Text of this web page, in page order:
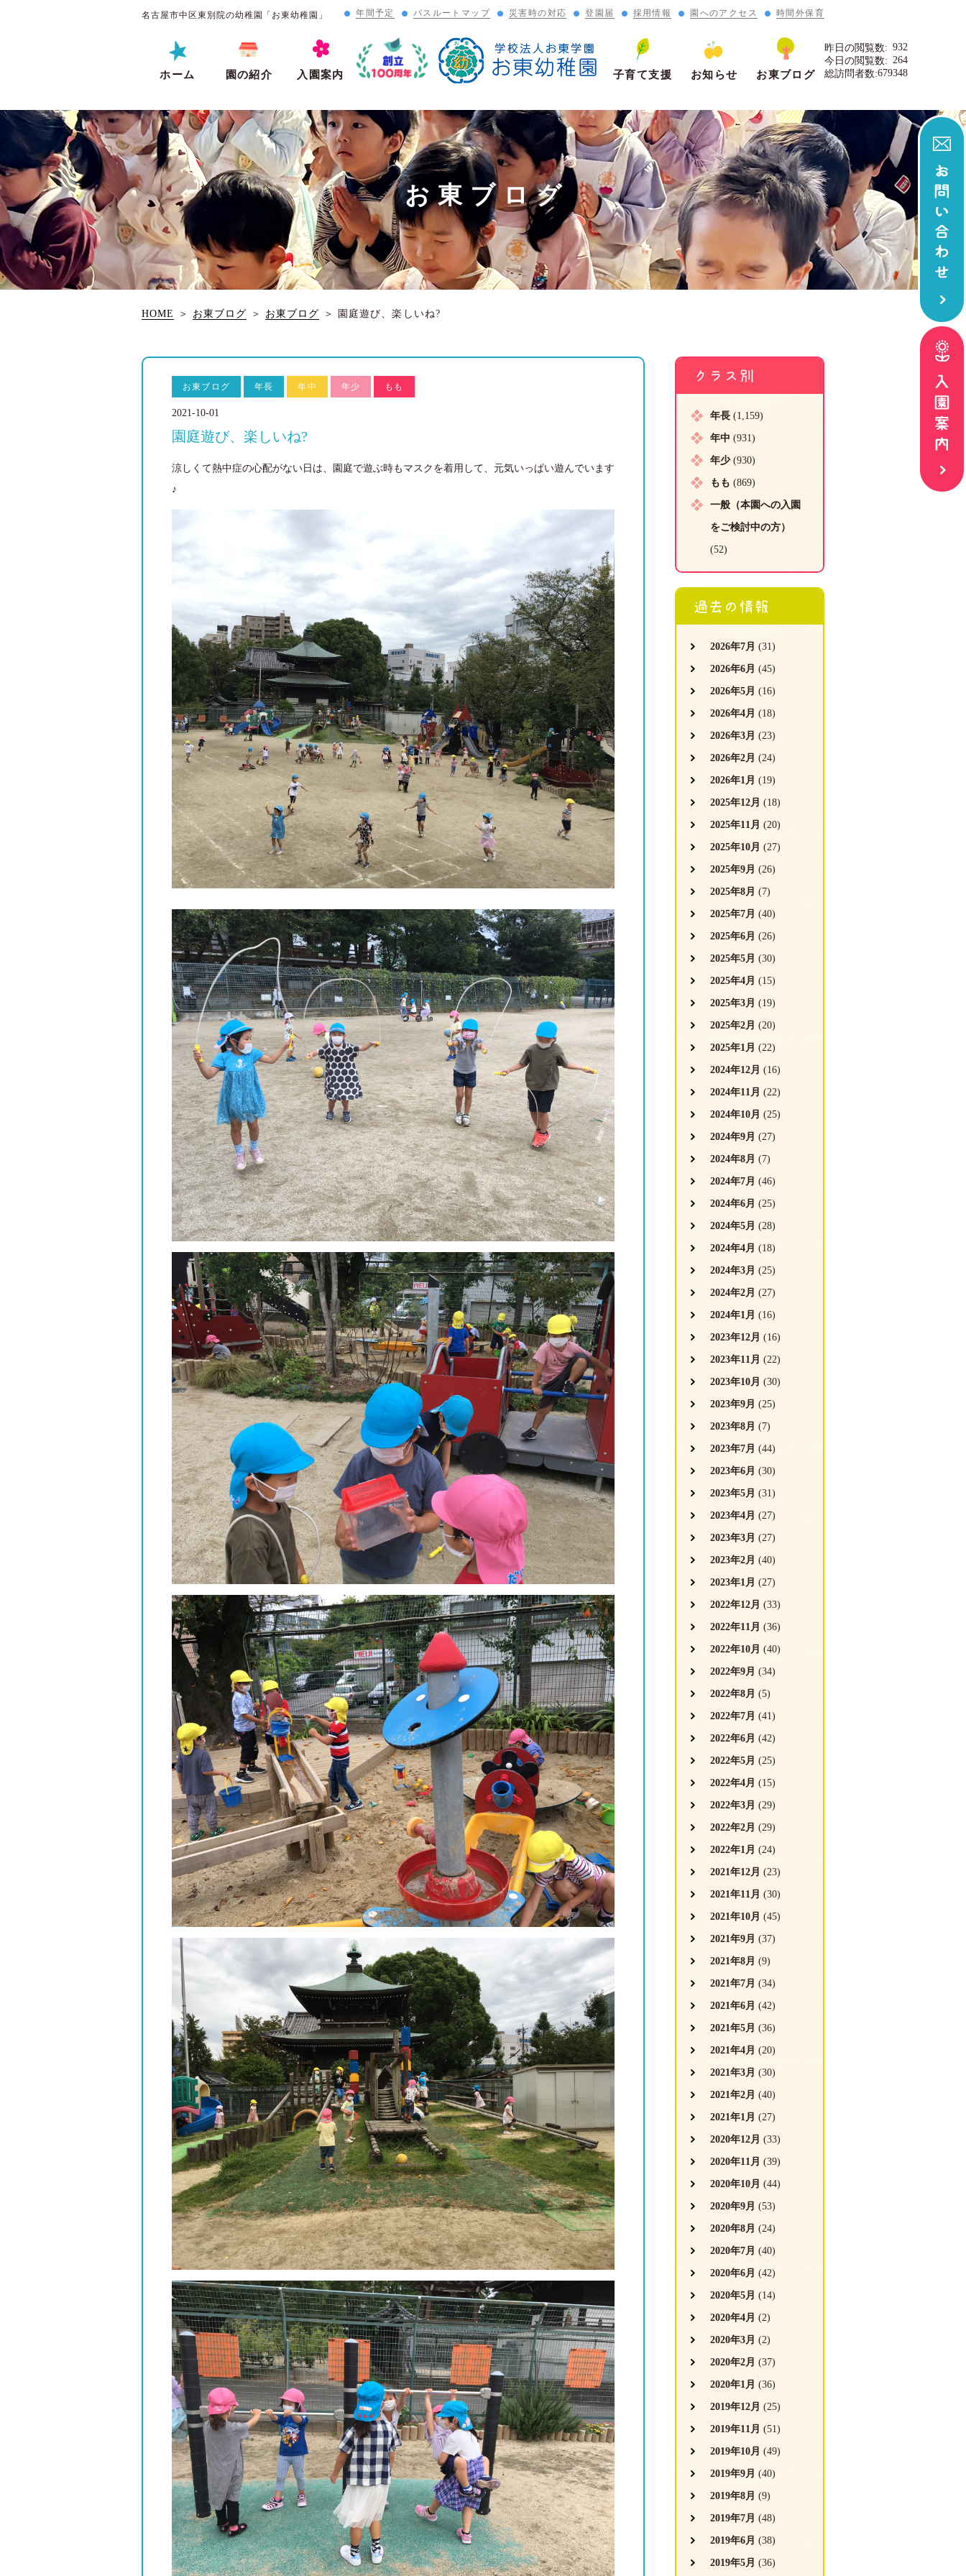
名古屋市中区東別院の幼稚園「お東幼稚園」 年間予定 バスルートマップ 災害時の対応 登園届 採用情報 園へのアクセス 時間外保育
ホーム 園の紹介 入園案内 子育て支援 お知らせ お東ブログ
932
昨日の閲覧数:
264
今日の閲覧数:
679348
総訪問者数:
お東ブログ
HOME ＞ お東ブログ ＞ お東ブログ ＞ 園庭遊び、楽しいね?
お東ブログ 年長 年中 年少 もも
2021-10-01
園庭遊び、楽しいね?
涼しくて熱中症の心配がない日は、園庭で遊ぶ時もマスクを着用して、元気いっぱい遊んでいます
♪
クラス別
年長 (1,159)
年中 (931)
年少(930)
もも (869)
一般（本園への入園
をご検討中の方）
(52)
過去の情報
2026年7月 (31)
2026年6月 (45)
2026年5月 (16)
2026年4月 (18)
2026年3月 (23)
2026年2月 (24)
2026年1月 (19)
2025年12月 (18)
2025年11月 (20)
2025年10月 (27)
2025年9月 (26)
2025年8月 (7)
2025年7月 (40)
2025年6月 (26)
2025年5月 (30)
2025年4月 (15)
2025年3月 (19)
2025年2月 (20)
2025年1月 (22)
2024年12月 (16)
2024年11月 (22)
2024年10月 (25)
2024年9月 (27)
2024年8月 (7)
2024年7月 (46)
2024年6月 (25)
2024年5月 (28)
2024年4月 (18)
2024年3月 (25)
2024年2月 (27)
2024年1月 (16)
2023年12月 (16)
2023年11月 (22)
2023年10月 (30)
2023年9月 (25)
2023年8月 (7)
2023年7月 (44)
2023年6月 (30)
2023年5月 (31)
2023年4月 (27)
2023年3月 (27)
2023年2月 (40)
2023年1月 (27)
2022年12月 (33)
2022年11月 (36)
2022年10月 (40)
2022年9月 (34)
2022年8月 (5)
2022年7月 (41)
2022年6月 (42)
2022年5月 (25)
2022年4月 (15)
2022年3月 (29)
2022年2月 (29)
2022年1月 (24)
2021年12月 (23)
2021年11月 (30)
2021年10月 (45)
2021年9月 (37)
2021年8月 (9)
2021年7月 (34)
2021年6月 (42)
2021年5月 (36)
2021年4月 (20)
2021年3月 (30)
2021年2月 (40)
2021年1月 (27)
2020年12月 (33)
2020年11月 (39)
2020年10月 (44)
2020年9月 (53)
2020年8月 (24)
2020年7月 (40)
2020年6月 (42)
2020年5月 (14)
2020年4月 (2)
2020年3月 (2)
2020年2月 (37)
2020年1月 (36)
2019年12月 (25)
2019年11月 (51)
2019年10月 (49)
2019年9月 (40)
2019年8月 (9)
2019年7月 (48)
2019年6月 (38)
2019年5月 (36)